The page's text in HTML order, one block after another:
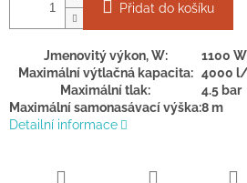
Přidat do košíku
Jmenovitý výkon, W:
1100 W
Maximální výtlačná kapacita: 4000
Maximální tlak:
4.5 bar
Maximální samonasávací výška:8 m
Detailní informace